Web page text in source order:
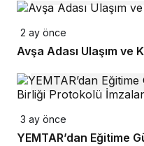
2 ay önce
Avşa Adası Ulaşım ve
3 ay önce
YEMTAR’dan Eğitime